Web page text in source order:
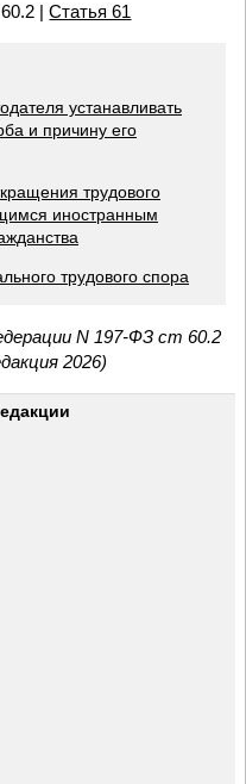
60.2 |Статья 61
устанавливать
и причину его
трудового
иностранным
трудового спора
N 197-ФЗ ст 60.2
2026)